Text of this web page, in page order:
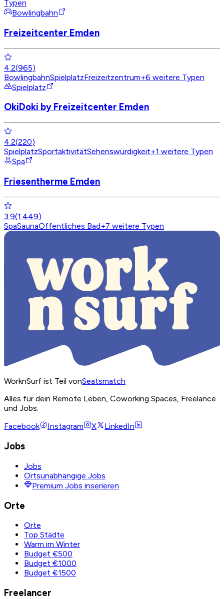
Typen
Bowlingbahn
Freizeitcenter Emden
4.2(965)
BowlingbahnSpielplatzFreizeitzentrum+6 weitere Typen
Spielplatz
OkiDoki by Freizeitcenter Emden
4.2(220)
SpielplatzSportaktivitätSehenswürdigkeit+1 weitere Typen
Spa
Friesentherme Emden
3.9(1.449)
SpaSaunaÖffentliches Bad+7 weitere Typen
WorknSurf ist Teil vonSeatsmatch
Alles für dein Remote Leben, Coworking Spaces, Freelance
und Jobs.
Facebook
Instagram X LinkedIn
Jobs
Jobs
Ortsunabhängige Jobs
Premium Jobs inserieren
Orte
Orte
Top Städte
Warm im Winter
Budget €500
Budget €1000
Budget €1500
Freelancer